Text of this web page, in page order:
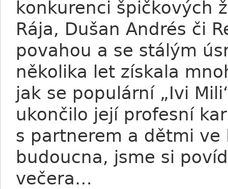
konkurenci špičkových
Rája, Dušan Andrés či
povahou a se stálým
několika let získala
jak se populární „Ivi
ukončilo její profesní
s partnerem a dětmi ve
budoucna, jsme si
večera…